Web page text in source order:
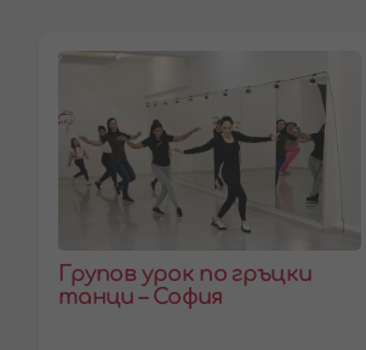
Групов урок по гръцки
танци – София